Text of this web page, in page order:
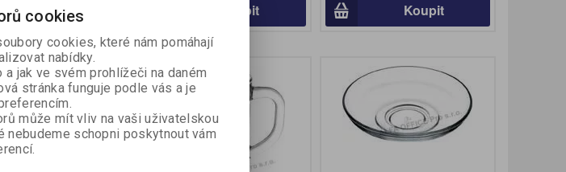
Koupit Koupit Koupit
cookies
cookies, které nám pomáhají
nabídky.
jak ve svém prohlížeči na daném
stránka funguje podle vás a je
může mít vliv na vaši uživatelskou
nebudeme schopni poskytnout vám